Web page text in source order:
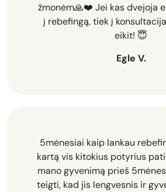
žmonėm🙏❤️ Jei kas dvejoja
į rebefingą, tiek į
eikit! 😇
Egle V.
5mėnesiai kaip lankau
kartą vis kitokius potyrius
mano gyvenimą prieš
teigti, kad jis lengvesnis ir